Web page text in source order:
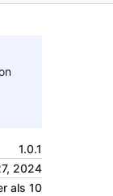
1.0.1
2024
als 10